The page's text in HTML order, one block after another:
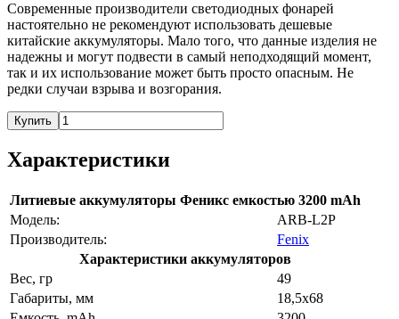
Современные производители светодиодных фонарей
настоятельно не рекомендуют использовать дешевые
китайские аккумуляторы. Мало того, что данные изделия не
надежны и могут подвести в самый неподходящий момент,
так и их использование может быть просто опасным. Не
редки случаи взрыва и возгорания.
Купить
Характеристики
Литиевые аккумуляторы Феникс емкостью 3200 mAh
Модель:
ARB-L2P
Производитель:
Fenix
Характеристики аккумуляторов
Вес, гр
49
Габариты, мм
18,5х68